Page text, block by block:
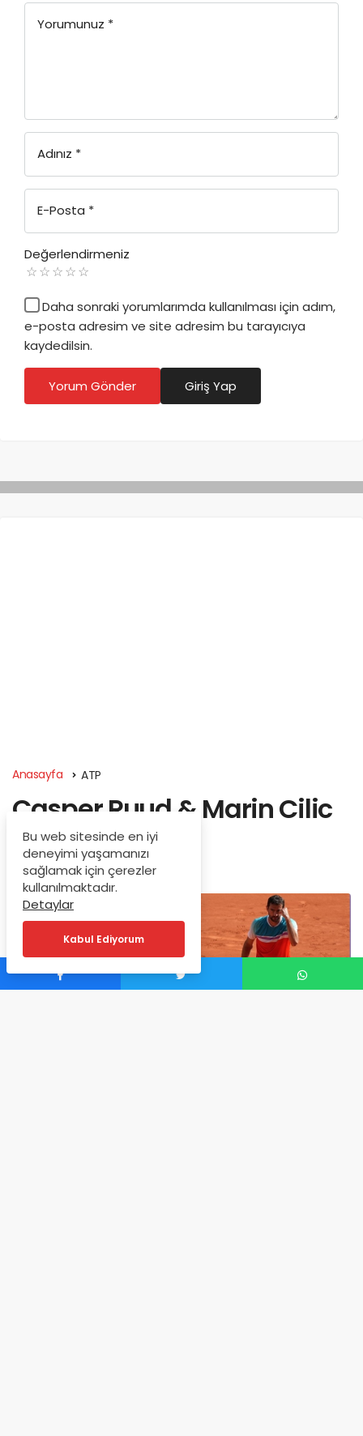
Yorumunuz *
Adınız *
E-Posta *
Değerlendirmeniz
Daha sonraki yorumlarımda kullanılması için adım,
e-posta adresim ve site adresim bu tarayıcıya
kaydedilsin.
Yorum Gönder Giriş Yap
Anasayfa ATP
Casper Ruud & Marin Cilic
yarı finali
Haziran 2, 2022
Bu web sitesinde en iyi
deneyimi yaşamanızı
sağlamak için çerezler
kullanılmaktadır.
Detaylar
Kabul Ediyorum